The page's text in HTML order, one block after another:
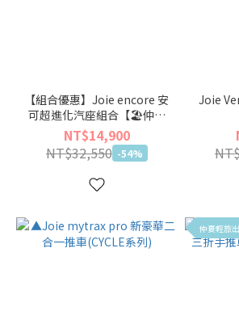
【組合優惠】Joie encore 安
可超進化汽座組合【🏖仲夏
輕旅出遊季】
NT$14,900
NT$32,550 -54%
Joie
仲夏輕旅